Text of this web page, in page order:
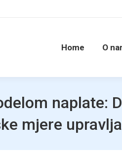
Home O
naplate:
mjere